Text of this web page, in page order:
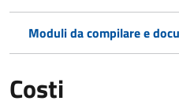
Moduli da compilare e
Costi